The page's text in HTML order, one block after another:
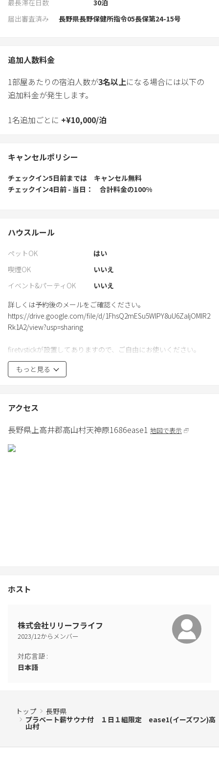
最長滞在日数
30泊
届出審査済み
長野県長野保健所指令05長保第24-15号
追加人数料金
1部屋あたりの宿泊人数が3名以上になる場合には以下の
追加料金が発生します。
1名追加ごとに +¥10,000/泊
キャンセルポリシー
チェックイン5日前までは
キャンセル無料
チェックイン4日前 - 当日
合計料金の100%
ハウスルール
ペットOK
はい
喫煙OK
いいえ
イベント&パーティOK
いいえ
詳しくは予約後のメールをご確認ください。
https://drive.google.com/file/d/1FhsQ2mESu5WlPY8uU6ZaIjOMIR2
Rk1A2/view?usp=sharing
firetvstickが設置してありますので、ご自由にお使いください。
ご利用には、お客様ご自身のアカウントが必要となります。ご利
用後は、ログインデータの削除をお願いいたします。
もっと見る
アクセス
長野県上高井郡高山村天神原1686ease1 地図で表示
ホスト
株式会社リリーフライフ
2023/12からメンバー
対応言語 :
日本語
トップ
長野県
プラベート薪サウナ付 １日１組限定 ease1(イーズワン)高
山村